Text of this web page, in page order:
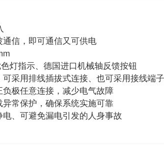
信，即可通信又可供电
灯指示、德国进口机械轴反馈按钮
采用排线插拔式连接、也可采用接线端
极任意连接，减少电气故障
常保护，确保系统实施可靠
、可避免漏电引发的人身事故